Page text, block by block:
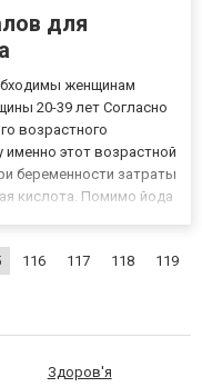
для
женщинам
20-39 лет Согласно
возрастного
этот возрастной
беременности затраты
кислота. Помимо йода
116 117 118
119
Здоров'я